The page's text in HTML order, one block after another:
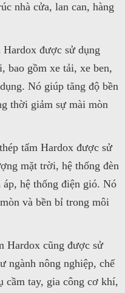
nhà cửa, lan can, hàng
được sử dụng
bao gồm xe tải, xe ben,
Nó giúp tăng độ bền
thời giảm sự mài mòn
tấm Hardox được sử
mặt trời, hệ thống đèn
áp, hệ thống điện gió. Nó
và bền bỉ trong môi
Hardox cũng được sử
ngành nông nghiệp, chế
cầm tay, gia công cơ khí,